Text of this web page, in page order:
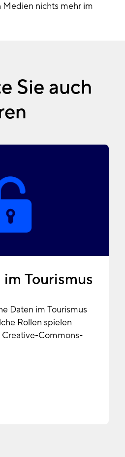
Medien nichts mehr im
Sie auch
Tourismus
Daten im Tourismus
Rollen spielen
Creative-Commons-